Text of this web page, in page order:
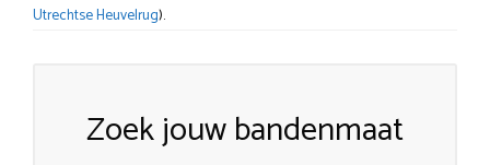
Utrechtse Heuvelrug).
Zoek jouw bandenmaat